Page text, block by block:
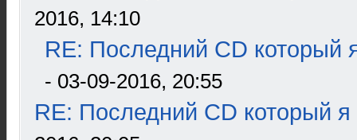
2016, 14:10
RE: Последний CD который
- 03-09-2016, 20:55
RE: Последний CD который я